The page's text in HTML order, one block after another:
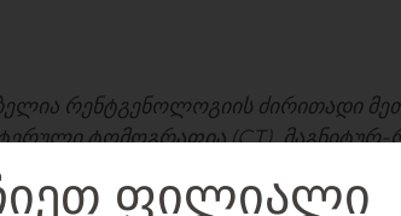
რენტგენოლოგიის ძირითადი
ტომოგრაფია (CT),
საერთაშორისო რენტგენოლოგიურ